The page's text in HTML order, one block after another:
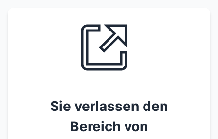
Sie verlassen den
Bereich von